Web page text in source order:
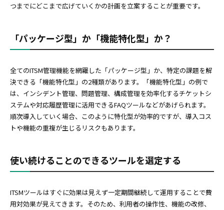
つまでにどこまで広げていくかの計画を立案することが重要です。
「パッケージ型」か「機能特化型」か？
全てのITSM管理機能を網羅した「パッケージ型」か、特定の課題を解
決できる「機能特化型」の2種類があります。「機能特化型」の例で
は、インシデント管理、問題管理、構成管理を効率化するチケットシ
ステムや対応履歴管理に活用できるFAQツールなどがあげられます。
順次導入していく場合、このように特化型が効率的ですが、導入コス
トや機能の重複が生じるリスクもあります。
使い続けることのできるツールを選定する
ITSMツールはすぐに効果は見えず一定期間継続して運用することで費
用対効果が見えてきます。そのため、利用者の操作性、機能の改修、